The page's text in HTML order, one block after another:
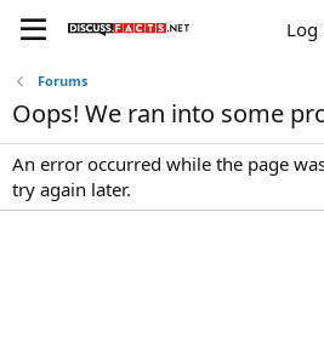
Log
Forums
Oops! We ran into some
An error occurred while the page
try again later.